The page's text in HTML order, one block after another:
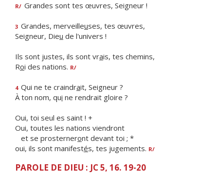
R/ Grandes sont tes œuvres, Seigneur !
3 Grandes, merveilleuses, tes œuvres,
Seigneur, Dieu de l'univers !
Ils sont justes, ils sont vrais, tes chemins,
Roi des nations. R/
4 Qui ne te craindrait, Seigneur ?
À ton nom, qui ne rendrait gloire ?
Oui, toi seul es saint ! +
Oui, toutes les nations viendront
et se prosterneront devant toi ; *
oui, ils sont manifestés, tes jugements. R/
PAROLE DE DIEU : JC 5, 16. 19-20